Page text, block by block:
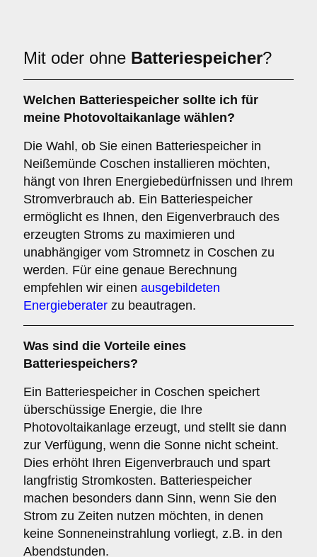
Mit oder ohne Batteriespeicher?
Welchen Batteriespeicher sollte ich für
meine Photovoltaikanlage wählen?
Die Wahl, ob Sie einen Batteriespeicher in
Neißemünde Coschen installieren möchten,
hängt von Ihren Energiebedürfnissen und Ihrem
Stromverbrauch ab. Ein Batteriespeicher
ermöglicht es Ihnen, den Eigenverbrauch des
erzeugten Stroms zu maximieren und
unabhängiger vom Stromnetz in Coschen zu
werden. Für eine genaue Berechnung
empfehlen wir einen ausgebildeten
Energieberater zu beautragen.
Was sind die Vorteile eines
Batteriespeichers?
Ein Batteriespeicher in Coschen speichert
überschüssige Energie, die Ihre
Photovoltaikanlage erzeugt, und stellt sie dann
zur Verfügung, wenn die Sonne nicht scheint.
Dies erhöht Ihren Eigenverbrauch und spart
langfristig Stromkosten. Batteriespeicher
machen besonders dann Sinn, wenn Sie den
Strom zu Zeiten nutzen möchten, in denen
keine Sonneneinstrahlung vorliegt, z.B. in den
Abendstunden.